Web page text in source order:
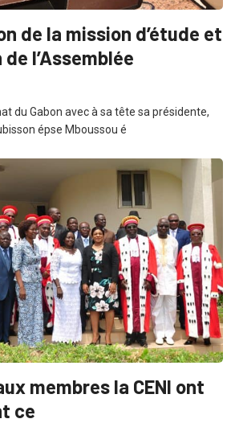
de la mission d’étude et
l’Assemblée
du Gabon avec à sa tête sa présidente,
épse Mboussou é
membres la CENI ont
ce